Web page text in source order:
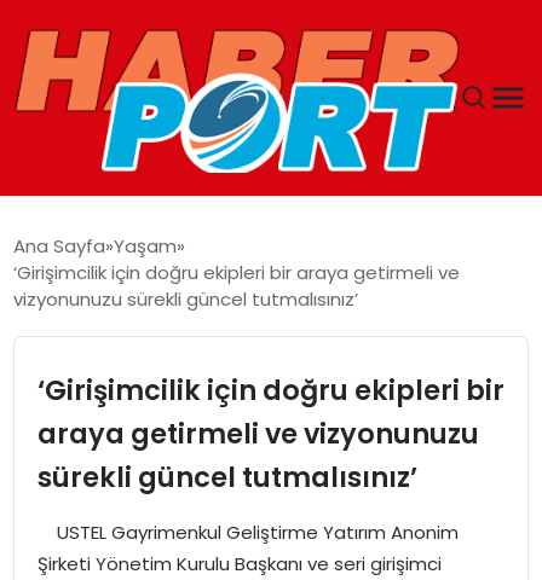
GUNCEL
SPOR
MAGAZIN
Ana Sayfa Yaşam
‘Girişimcilik için doğru ekipleri bir araya getirmeli ve
vizyonunuzu sürekli güncel tutmalısınız’
‘Girişimcilik için doğru ekipleri bir
araya getirmeli ve vizyonunuzu
sürekli güncel tutmalısınız’
USTEL Gayrimenkul Geliştirme Yatırım Anonim
Şirketi Yönetim Kurulu Başkanı ve seri girişimci